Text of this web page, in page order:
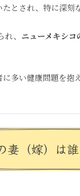
とされ、特に深刻
、 ニューメキシ
多い健康問題を抱
（嫁）は誰